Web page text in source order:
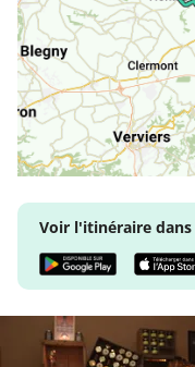
Voir l'itinéraire